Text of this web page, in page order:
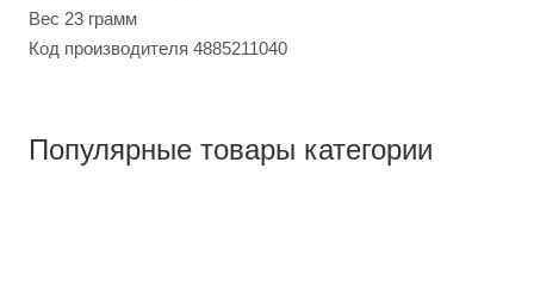
Вес 23 грамм
Код производителя 4885211040
Популярные товары категории